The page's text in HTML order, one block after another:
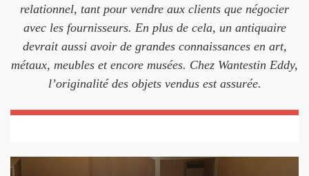
relationnel, tant pour vendre aux clients que négocier
avec les fournisseurs. En plus de cela, un antiquaire
devrait aussi avoir de grandes connaissances en art,
métaux, meubles et encore musées. Chez Wantestin Eddy,
l’originalité des objets vendus est assurée.